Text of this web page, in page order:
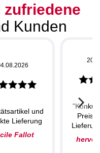
Kunden
und
Lieferung
Fallot
herve